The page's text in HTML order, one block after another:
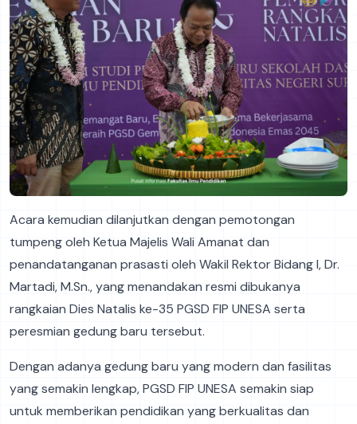
Acara kemudian dilanjutkan dengan pemotongan
tumpeng oleh Ketua Majelis Wali Amanat dan
penandatanganan prasasti oleh Wakil Rektor Bidang I, Dr.
Martadi, M.Sn., yang menandakan resmi dibukanya
rangkaian Dies Natalis ke-35 PGSD FIP UNESA serta
peresmian gedung baru tersebut.
Dengan adanya gedung baru yang modern dan fasilitas
yang semakin lengkap, PGSD FIP UNESA semakin siap
untuk memberikan pendidikan yang berkualitas dan